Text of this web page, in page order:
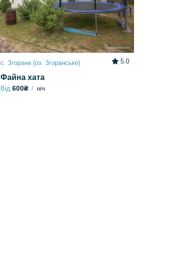
с. Згорани (оз. Згоранське) 5.0
Файна хата
Від 600₴ ніч